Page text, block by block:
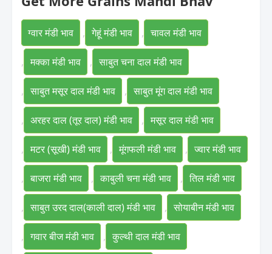
ग्वार मंडी भाव , गेहूं मंडी भाव , चावल मंडी भाव
, मक्का मंडी भाव , साबुत चना दाल मंडी भाव
, साबुत मसूर दाल मंडी भाव , साबुत मूंग दाल मंडी भाव
, अरहर दाल (तूर दाल) मंडी भाव , मसूर दाल मंडी भाव
, मटर (सूखी) मंडी भाव , मूंगफली मंडी भाव , ज्वार मंडी भाव
, बाजरा मंडी भाव , काबुली चना मंडी भाव , तिल मंडी भाव
, साबुत उरद दाल(काली दाल) मंडी भाव , सोयाबीन मंडी भाव
, गवार बीज मंडी भाव , कुल्थी दाल मंडी भाव